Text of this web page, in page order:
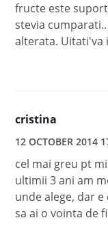
fructe este
stevia
alterata. Uitati'va
cristina
12 OCTOBER 2014
cel mai greu pt
ultimii 3 ani am
unde alege, dar
sa ai o vointa de